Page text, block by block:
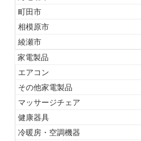
町田市
相模原市
綾瀬市
家電製品
エアコン
その他家電製品
マッサージチェア
健康器具
冷暖房・空調機器